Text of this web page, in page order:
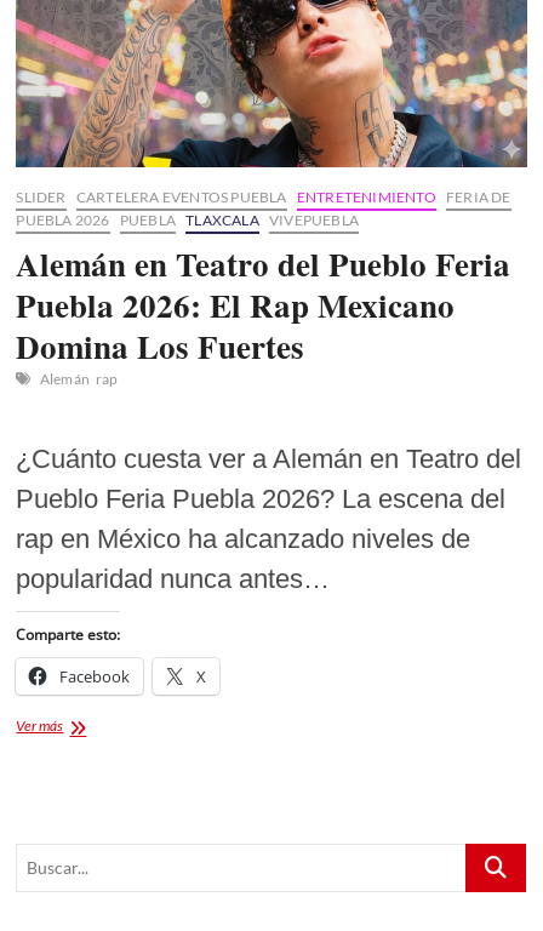
SLIDER CARTELERA EVENTOS PUEBLA ENTRETENIMIENTO
FERIA DE
PUEBLA 2026
PUEBLA TLAXCALA VIVEPUEBLA
Alemán en Teatro del Pueblo Feria
Puebla 2026: El Rap Mexicano
Domina Los Fuertes
Alemán rap
¿Cuánto cuesta ver a Alemán en Teatro del
Pueblo Feria Puebla 2026? La escena del
rap en México ha alcanzado niveles de
popularidad nunca antes…
Comparte esto:
Facebook X
Ver másAlemán
2026:
El
Buscar...